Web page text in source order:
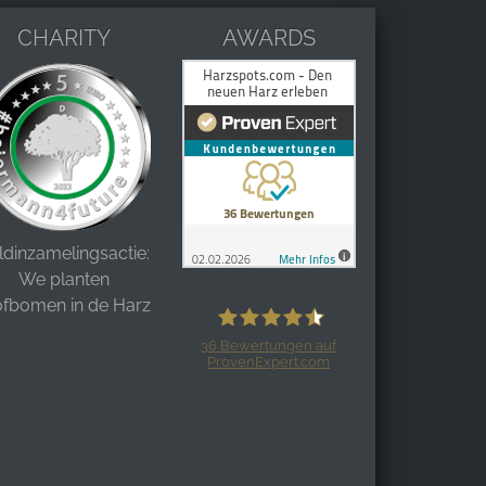
CHARITY
We planten
in de Harz
AWARDS
36 Bewertungen auf
ProvenExpert.com